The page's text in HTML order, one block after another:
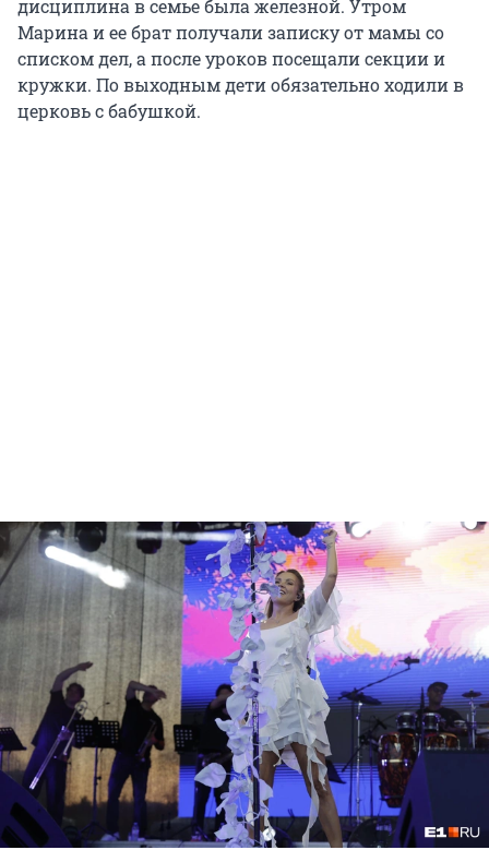
дисциплина в семье была железной. Утром
Марина и ее брат получали записку от мамы со
списком дел, а после уроков посещали секции и
кружки. По выходным дети обязательно ходили в
церковь с бабушкой.